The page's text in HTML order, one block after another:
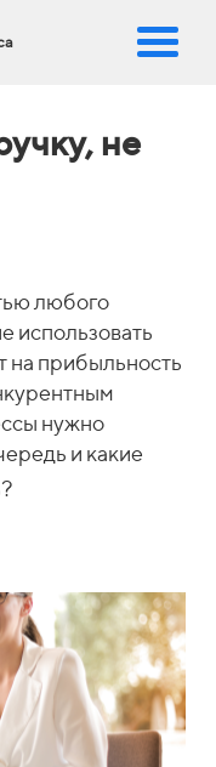
не
любого
использовать
прибыльность
нужно
и какие